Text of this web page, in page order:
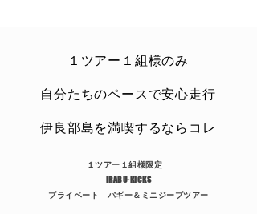
１ツアー１組様のみ
​自分たちのペースで安心走行
​伊良部島を満喫するならコレ
１ツアー１組様限定
IRABU-KICKS
プライベート バギー＆ミニジープツアー